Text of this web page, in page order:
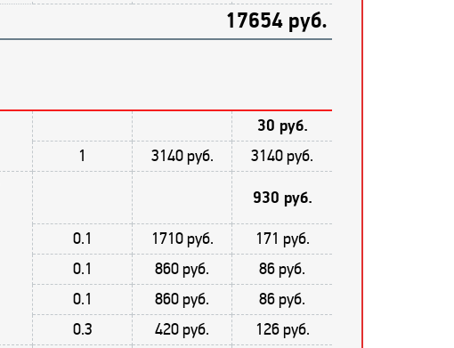
17654 руб.
30 руб.
1 3140 руб. 3140 руб.
930 руб.
0.1 1710 руб.
171 руб.
0.1 860 руб.
86 руб.
0.1 860 руб.
86 руб.
0.3 420 руб. 126 руб.